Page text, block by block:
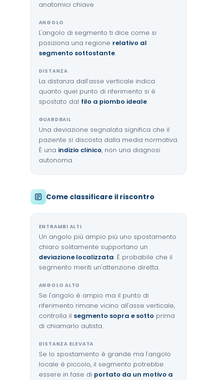
anatomici chiave.
ANGOLO
L'angolo di segmento ti dice come si
posiziona una regione relativo al
segmento sottostante.
DISTANZA
La distanza dall'asse verticale indica
quanto quel punto di riferimento si è
spostato dal filo a piombo ideale.
GUARDRAIL
Una deviazione segnalata significa che il
paziente si discosta dalla media normativa.
È una indizio clinico, non una diagnosi
autonoma.
Come classificare il riscontro
ENTRAMBI ALTI
Un angolo più ampio più uno spostamento
chiaro solitamente supportano un
deviazione localizzata. È probabile che il
segmento meriti un'attenzione diretta.
ANGOLO ALTO
Se l'angolo è ampio ma il punto di
riferimento rimane vicino all'asse verticale,
controlla il segmento sopra e sotto prima
di chiamarlo autista.
DISTANZA ELEVATA
Se lo spostamento è grande ma l'angolo
locale è piccolo, il segmento potrebbe
essere in fase di portato da un motivo a